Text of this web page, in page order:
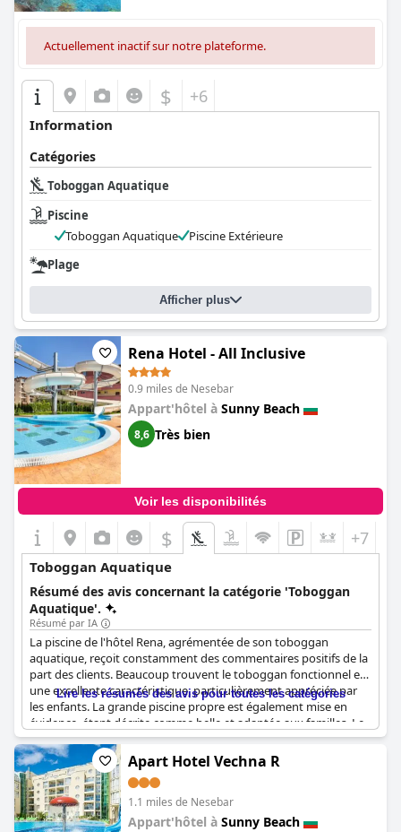
Actuellement inactif sur notre plateforme.
$ +6
Information
Catégories
Toboggan Aquatique
Piscine
Toboggan Aquatique
Piscine Extérieure
Plage
Afficher plus
Rena Hotel - All Inclusive
0.9 miles de Nesebar
Appart'hôtel à Sunny Beach
8,6 Très bien
Voir les disponibilités
$ +7
Toboggan Aquatique
Résumé des avis concernant la catégorie 'Toboggan
Aquatique'.
Résumé par IA
La piscine de l'hôtel Rena, agrémentée de son toboggan
aquatique, reçoit constamment des commentaires positifs de la
part des clients. Beaucoup trouvent le toboggan fonctionnel et
une excellente caractéristique, particulièrement appréciée par
les enfants. La grande piscine propre est également mise en
évidence, étant décrite comme belle et adaptée aux familles. Le
toboggan, particulièrement apprécié des enfants, ajoute un
élément amusant à l'expérience de la piscine, ce qui en fait un
atout remarquable de l'hôtel.
Lire les résumés des avis pour toutes les catégories
Apart Hotel Vechna R
1.1 miles de Nesebar
Appart'hôtel à Sunny Beach